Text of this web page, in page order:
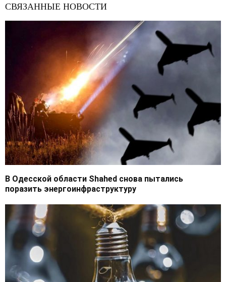
СВЯЗАННЫЕ НОВОСТИ
В Одесской области Shahed снова пытались
поразить энергоинфраструктуру